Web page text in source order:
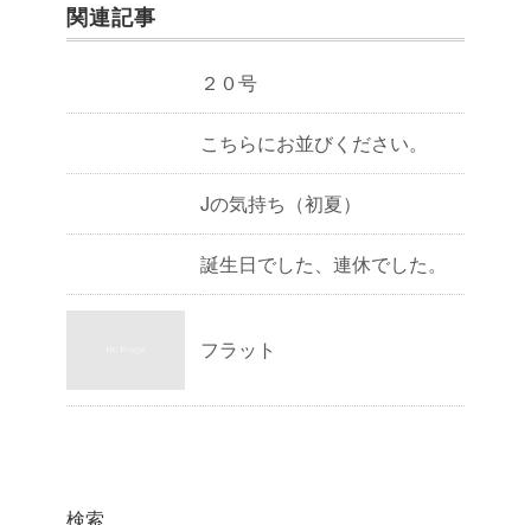
関連記事
２０号
こちらにお並びください。
Jの気持ち（初夏）
誕生日でした、連休でした。
フラット
検索